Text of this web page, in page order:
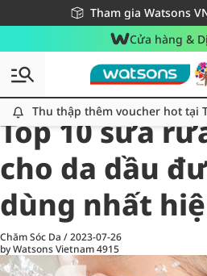
Tham gia Watsons
Miễn phí giao hàng cho
Giao hàng nhanh 24h - Áp
Cửa hàng &
Thu thập thêm voucher hot tại
All
Chăm Sóc Cá Nhân
Top 10 sữa
cho da dầu
dùng nhất
Chăm Sóc Da /2023-07-26
by Watsons Vietnam4915